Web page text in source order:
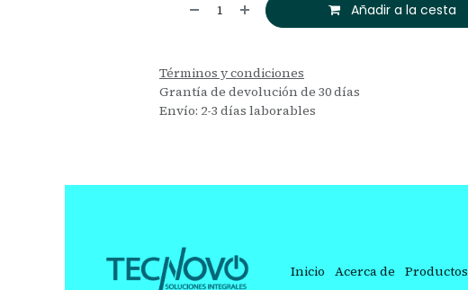
Añadir a la cesta
Términos y condiciones
Grantía de devolución de 30 días
Envío: 2-3 días laborables
Inicio Acerca de Productos